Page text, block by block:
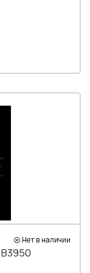
Нет в наличии